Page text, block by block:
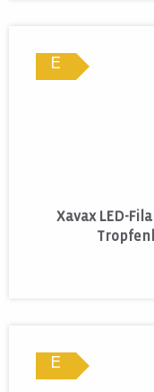
E
Xavax LED-
E